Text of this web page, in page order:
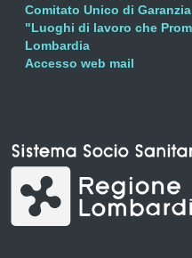
Comitato Unico di Garanzia
"Luoghi di lavoro che
Lombardia
Accesso web mail